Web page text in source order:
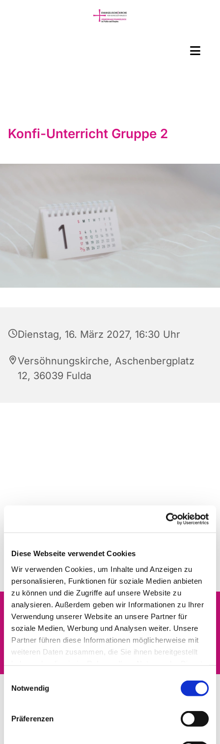
Diese Webseite verwendet Cookies
Wir verwenden Cookies, um Inhalte und Anzeigen zu
personalisieren, Funktionen für soziale Medien anbieten
zu können und die Zugriffe auf unsere Website zu
analysieren. Außerdem geben wir Informationen zu Ihrer
Verwendung unserer Website an unsere Partner für
soziale Medien, Werbung und Analysen weiter. Unsere
Partner führen diese Informationen möglicherweise mit
weiteren Daten zusammen, die Sie ihnen bereitgestellt
Notwendig
Präferenzen
Konfi-Unterricht Gruppe 2
Dienstag, 16. März 2027, 16:30 Uhr
Versöhnungskirche, Aschenbergplatz
12, 36039 Fulda
Dies könnte Sie auch
interessieren